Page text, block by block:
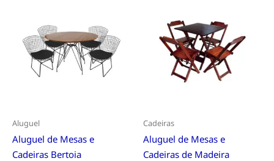
Aluguel
Aluguel de Mesas e
Cadeiras Bertoia
Cadeiras
Aluguel de Mesas e
Cadeiras de Madeira